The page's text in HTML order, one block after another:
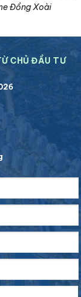
Đồng Xoài
CHỦ ĐẦU TƯ